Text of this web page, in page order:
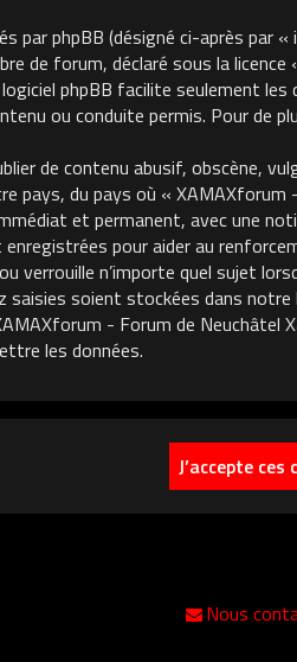
par phpBB (désigné ci-après par
de forum, déclaré sous la licence
phpBB facilite seulement
ou conduite permis. Pour de
de contenu abusif, obscène,
pays, du pays où «
et permanent, avec une
pour aider au
verrouille n’importe quel sujet
soient stockées dans
- Forum de Neuchâtel
les données.
Nous